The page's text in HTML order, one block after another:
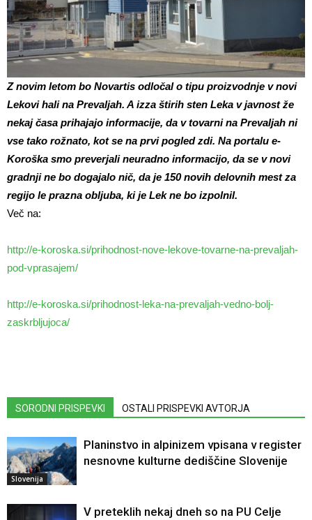
Z novim letom bo Novartis odločal o tipu proizvodnje v novi
Lekovi hali na Prevaljah. A izza štirih sten Leka v javnost že
nekaj časa prihajajo informacije, da v tovarni na Prevaljah ni
vse tako rožnato, kot se na prvi pogled zdi. Na portalu e-
Koroška smo preverjali neuradno informacijo, da se v novi
gradnji ne bo dogajalo nič, da je 150 novih delovnih mest za
regijo le prazna obljuba, ki je Lek ne bo izpolnil.
Več na:
http://e-koroska.si/prihodnost-nove-lekove-tovarne-na-prevaljah-
pod-vprasajem/
http://e-koroska.si/prihodnost-leka-na-prevaljah-vedno-bolj-
zaskrbljujoca/
SORODNI PRISPEVKI OSTALI PRISPEVKI AVTORJA
Slovenija
Planinstvo in alpinizem vpisana v register
nesnovne kulturne dediščine Slovenije
V preteklih nekaj dneh so na PU Celje